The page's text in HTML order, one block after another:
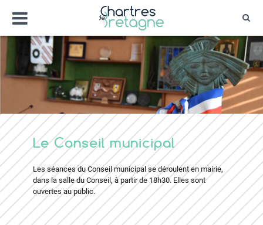
contenu
Menu
Bienvenue sur le site de la ville de
Ville Zéro phyto / 4 fleurs
Le Conseil municipal
Les séances du Conseil municipal se déroulent en mairie,
dans la salle du Conseil, à partir de 18h30. Elles sont
ouvertes au public.